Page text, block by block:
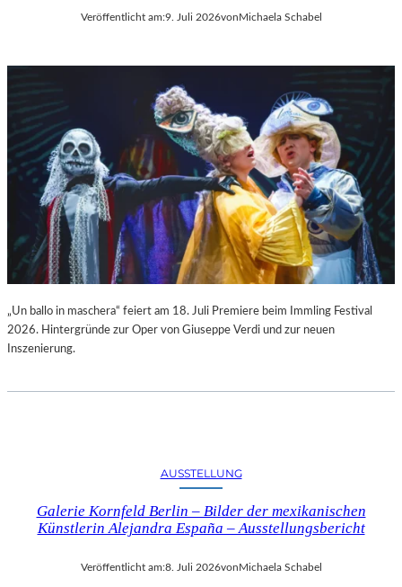
Veröffentlicht am:9. Juli 2026vonMichaela Schabel
„Un ballo in maschera“ feiert am 18. Juli Premiere beim Immling Festival
2026. Hintergründe zur Oper von Giuseppe Verdi und zur neuen
Inszenierung.
AUSSTELLUNG
Galerie Kornfeld Berlin – Bilder der mexikanischen
Künstlerin Alejandra España – Ausstellungsbericht
Veröffentlicht am:8. Juli 2026vonMichaela Schabel